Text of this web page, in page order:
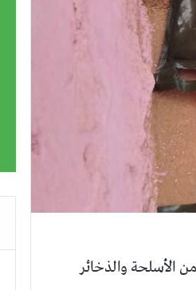
الأسلحة والذخائر